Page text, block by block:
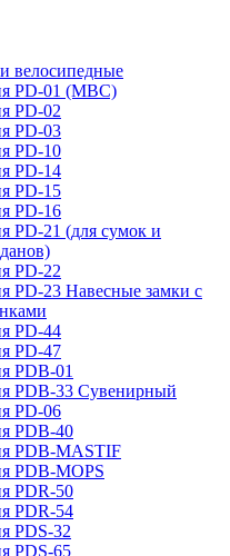
велосипедные
PD-01 (МВС)
PD-02
PD-03
PD-10
PD-14
PD-15
PD-16
PD-21 (для сумок и
PD-22
PD-23 Навесные замки с
PD-44
PD-47
PDB-01
PDB-33 Сувенирный
PD-06
PDB-40
PDB-MASTIF
PDB-MOPS
PDR-50
PDR-54
PDS-32
PDS-65